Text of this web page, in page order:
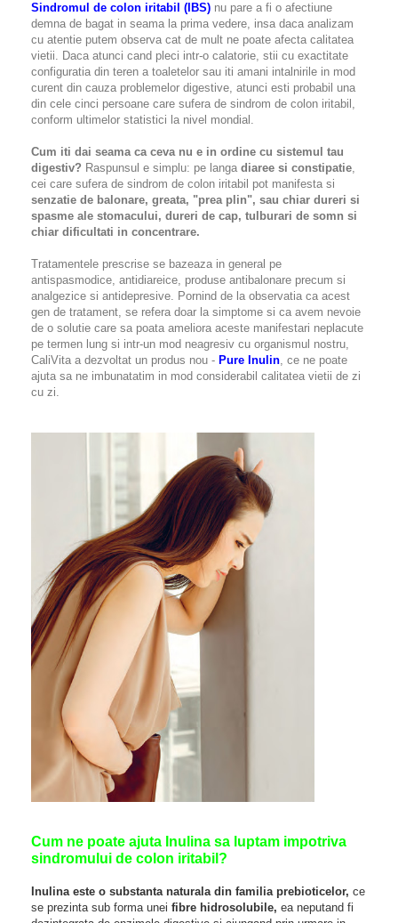
Sindromul de colon iritabil (IBS) nu pare a fi o afectiune
demna de bagat in seama la prima vedere, insa daca analizam
cu atentie putem observa cat de mult ne poate afecta calitatea
vietii. Daca atunci cand pleci intr-o calatorie, stii cu exactitate
configuratia din teren a toaletelor sau iti amani intalnirile in mod
curent din cauza problemelor digestive, atunci esti probabil una
din cele cinci persoane care sufera de sindrom de colon iritabil,
conform ultimelor statistici la nivel mondial.
Cum iti dai seama ca ceva nu e in ordine cu sistemul tau
digestiv? Raspunsul e simplu: pe langa diaree si constipatie,
cei care sufera de sindrom de colon iritabil pot manifesta si
senzatie de balonare, greata, "prea plin", sau chiar dureri si
spasme ale stomacului, dureri de cap, tulburari de somn si
chiar dificultati in concentrare.
Tratamentele prescrise se bazeaza in general pe
antispasmodice, antidiareice, produse antibalonare precum si
analgezice si antidepresive. Pornind de la observatia ca acest
gen de tratament, se refera doar la simptome si ca avem nevoie
de o solutie care sa poata ameliora aceste manifestari neplacute
pe termen lung si intr-un mod neagresiv cu organismul nostru,
CaliVita a dezvoltat un produs nou - Pure Inulin, ce ne poate
ajuta sa ne imbunatatim in mod considerabil calitatea vietii de zi
cu zi.
Cum ne poate ajuta Inulina sa luptam impotriva
sindromului de colon iritabil?
Inulina este o substanta naturala din familia prebioticelor, ce
se prezinta sub forma unei fibre hidrosolubile, ea neputand fi